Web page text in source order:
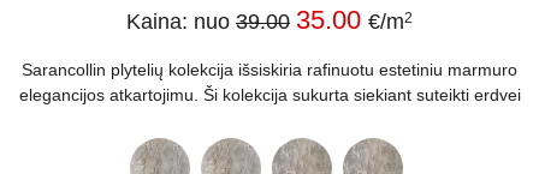
Kaina: nuo 39.00 35.00 €/m2
Sarancollin plytelių kolekcija išsiskiria rafinuotu estetiniu marmuro
elegancijos atkartojimu. Ši kolekcija sukurta siekiant suteikti erdvei